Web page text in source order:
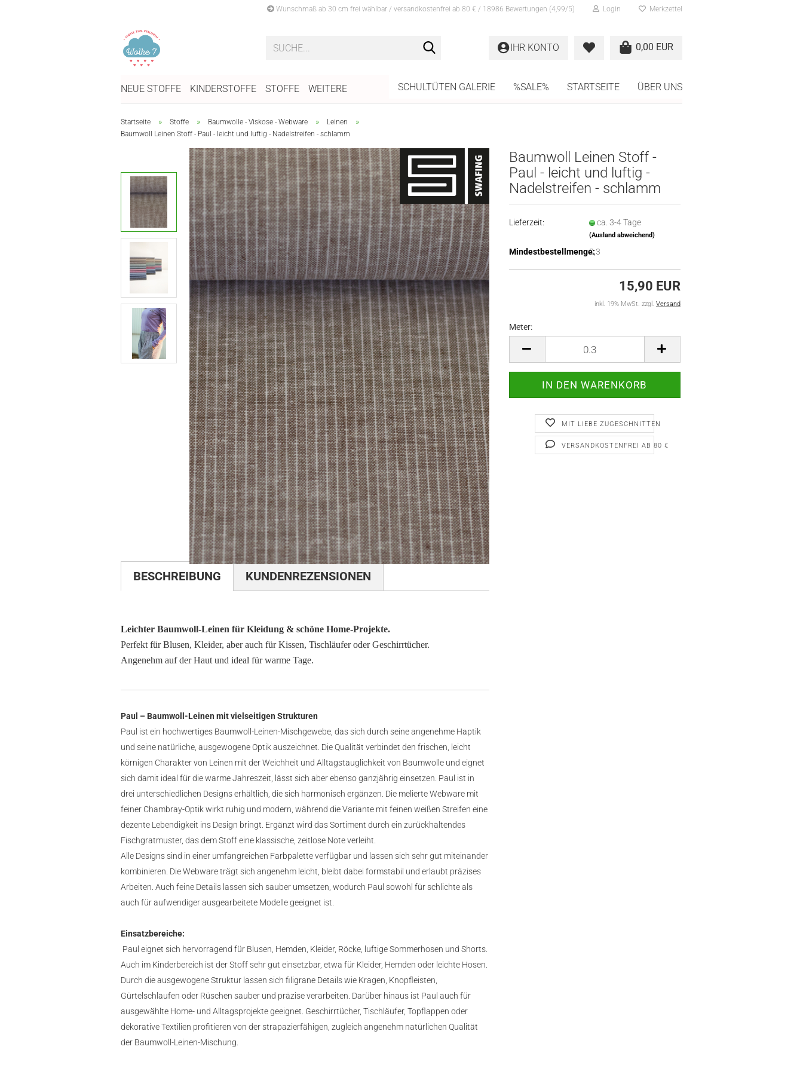
Wunschmaß ab 30 cm frei wählbar / versandkostenfrei ab 80 € / 18986 Bewertungen (4,99/5) Login Merkzettel
0,00 EUR
IHR KONTO
NEUE STOFFE KINDERSTOFFE STOFFE SCHULTÜTEN GALERIE %SALE% STARTSEITE ÜBER UNS
WEITERE
Startseite » Stoffe » Baumwolle - Viskose - Webware » Leinen »
Baumwoll Leinen Stoff - Paul - leicht und luftig - Nadelstreifen - schlamm
Baumwoll Leinen Stoff -
Paul - leicht und luftig -
Nadelstreifen - schlamm
Lieferzeit: ca. 3-4 Tage
(Ausland abweichend)
Mindestbestellmenge:0,3
15,90 EUR
inkl. 19% MwSt. zzgl. Versand
Meter:
Meter
MIT LIEBE ZUGESCHNITTEN
VERSANDKOSTENFREI AB 80 €
BESCHREIBUNG KUNDENREZENSIONEN
Leichter Baumwoll-Leinen für Kleidung & schöne Home-Projekte.
Perfekt für Blusen, Kleider, aber auch für Kissen, Tischläufer oder Geschirrtücher.
Angenehm auf der Haut und ideal für warme Tage.
Paul – Baumwoll-Leinen mit vielseitigen Strukturen
Paul ist ein hochwertiges Baumwoll-Leinen-Mischgewebe, das sich durch seine angenehme Haptik
und seine natürliche, ausgewogene Optik auszeichnet. Die Qualität verbindet den frischen, leicht
körnigen Charakter von Leinen mit der Weichheit und Alltagstauglichkeit von Baumwolle und eignet
sich damit ideal für die warme Jahreszeit, lässt sich aber ebenso ganzjährig einsetzen. Paul ist in
drei unterschiedlichen Designs erhältlich, die sich harmonisch ergänzen. Die melierte Webware mit
feiner Chambray-Optik wirkt ruhig und modern, während die Variante mit feinen weißen Streifen eine
dezente Lebendigkeit ins Design bringt. Ergänzt wird das Sortiment durch ein zurückhaltendes
Fischgratmuster, das dem Stoff eine klassische, zeitlose Note verleiht.
Alle Designs sind in einer umfangreichen Farbpalette verfügbar und lassen sich sehr gut miteinander
kombinieren. Die Webware trägt sich angenehm leicht, bleibt dabei formstabil und erlaubt präzises
Arbeiten. Auch feine Details lassen sich sauber umsetzen, wodurch Paul sowohl für schlichte als
auch für aufwendiger ausgearbeitete Modelle geeignet ist.
Einsatzbereiche:
Paul eignet sich hervorragend für Blusen, Hemden, Kleider, Röcke, luftige Sommerhosen und Shorts.
Auch im Kinderbereich ist der Stoff sehr gut einsetzbar, etwa für Kleider, Hemden oder leichte Hosen.
Durch die ausgewogene Struktur lassen sich filigrane Details wie Kragen, Knopfleisten,
Gürtelschlaufen oder Rüschen sauber und präzise verarbeiten. Darüber hinaus ist Paul auch für
ausgewählte Home- und Alltagsprojekte geeignet. Geschirrtücher, Tischläufer, Topflappen oder
dekorative Textilien profitieren von der strapazierfähigen, zugleich angenehm natürlichen Qualität
der Baumwoll-Leinen-Mischung.